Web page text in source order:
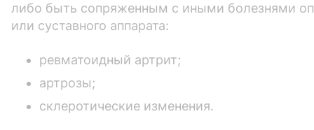
либо быть сопряженным с иными болезнями
или суставного аппарата:
ревматоидный артрит;
артрозы;
склеротические изменения.